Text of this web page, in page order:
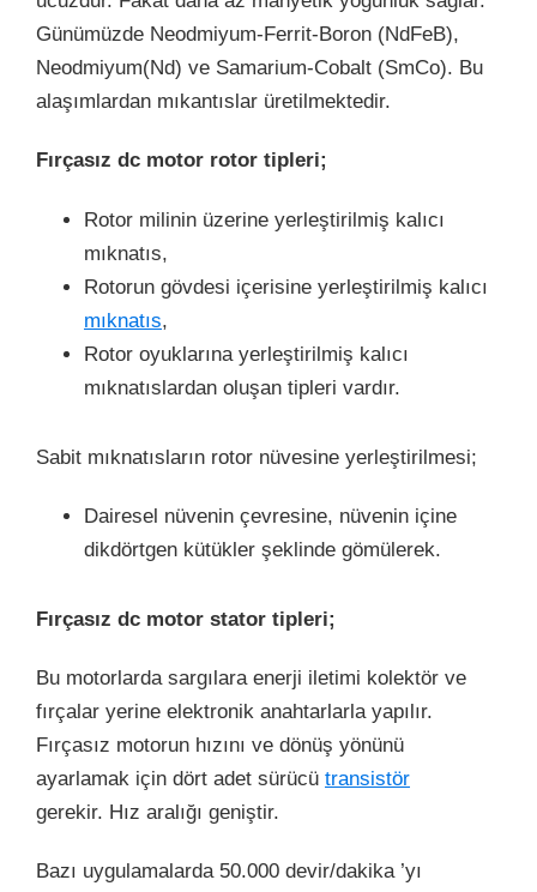
Günümüzde Neodmiyum-Ferrit-Boron (NdFeB),
Neodmiyum(Nd) ve Samarium-Cobalt (SmCo). Bu
alaşımlardan mıkantıslar üretilmektedir.
Fırçasız dc motor rotor tipleri;
Rotor milinin üzerine yerleştirilmiş kalıcı
mıknatıs,
Rotorun gövdesi içerisine yerleştirilmiş kalıcı
mıknatıs,
Rotor oyuklarına yerleştirilmiş kalıcı
mıknatıslardan oluşan tipleri vardır.
Sabit mıknatısların rotor nüvesine yerleştirilmesi;
Dairesel nüvenin çevresine, nüvenin içine
dikdörtgen kütükler şeklinde gömülerek.
Fırçasız dc motor stator tipleri;
Bu motorlarda sargılara enerji iletimi kolektör ve
fırçalar yerine elektronik anahtarlarla yapılır.
Fırçasız motorun hızını ve dönüş yönünü
ayarlamak için dört adet sürücü transistör
gerekir. Hız aralığı geniştir.
Bazı uygulamalarda 50.000 devir/dakika ’yı